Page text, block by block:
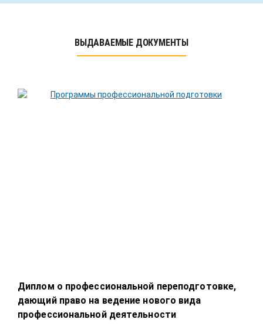
ВЫДАВАЕМЫЕ ДОКУМЕНТЫ
Диплом о профессиональной переподготовке,
дающий право на ведение нового вида
профессиональной деятельности